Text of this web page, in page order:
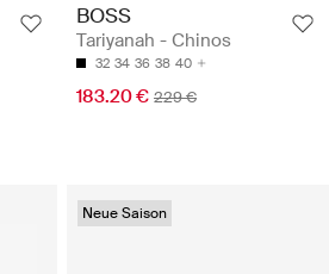
BOSS
Tariyanah - Chinos
32 34 36 38 40
183.20 € 229 €
Neue Saison